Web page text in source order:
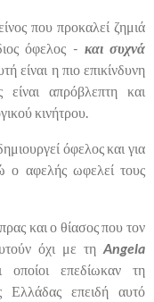
που προκαλεί ζημιά
όφελος - και συχνά
είναι η πιο επικίνδυνη
απρόβλεπτη και
κινήτρου.
όφελος και για
ο αφελής ωφελεί τους
και ο θίασος που τον
όχι με τη Angela
οποίοι επεδίωκαν τη
Ελλάδας επειδή αυτό